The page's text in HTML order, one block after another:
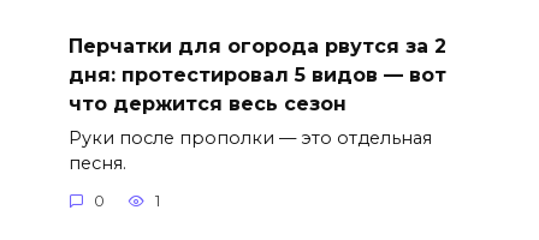
Перчатки для огорода рвутся за 2
дня: протестировал 5 видов — вот
что держится весь сезон
Руки после прополки — это отдельная
песня.
0 1